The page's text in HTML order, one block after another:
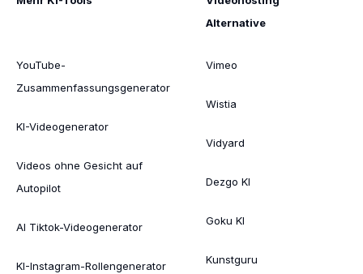
YouTube-
Zusammenfassungsgenerator
KI-Videogenerator
Videos ohne Gesicht auf
Autopilot
AI Tiktok-Videogenerator
KI-Instagram-Rollengenerator
Alternative
Vimeo
Wistia
Vidyard
Dezgo KI
Goku KI
Kunstguru